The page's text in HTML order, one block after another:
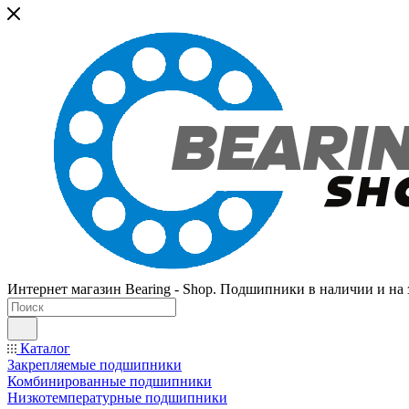
Интернет магазин Bearing - Shop. Подшипники в наличии и на
Каталог
Закрепляемые подшипники
Комбинированные подшипники
Низкотемпературные подшипники